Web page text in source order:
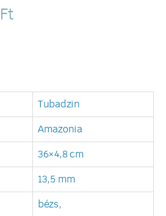
Ft
Tubadzin
Amazonia
36×4,8 cm
13,5 mm
bézs,